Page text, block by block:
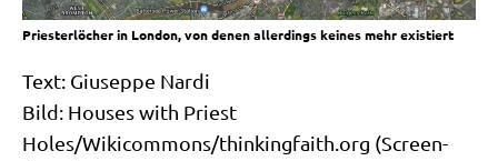
Prie­ster­lö­cher in Lon­don, von denen aller­dings kei­nes mehr existiert
Text: Giu­sep­pe Nar­di
Bild: Hou­ses with Priest
Holes/Wikicommons/thinkingfaith.org (Screen­